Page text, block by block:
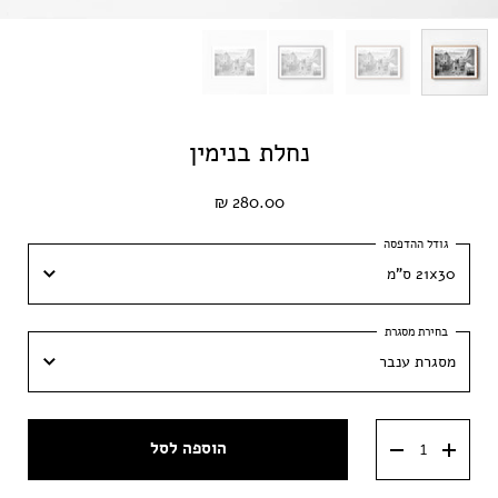
נחלת בנימין
280.00 ₪
21x30 ס"מ
21x30 ס"מ
30x42 ס״מ
40x60 ס״מ
50x70 ס״מ
מסגרת ענבר
מסגרת וונגה הוספה לסל